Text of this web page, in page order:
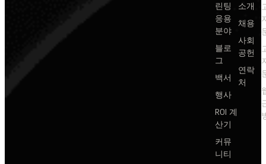
린팅
응용
분야
블로
그
백서
행사
ROI 계
산기
커뮤
니티
소개
채용
사회
공헌
연락
처